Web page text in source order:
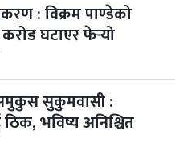
२ महिना बाँकी
२ महिना बाँकी
: विक्रम पाण्डेको
घटाएर फेर्‍यो
सुकुमवासी :
भविष्य अनिश्चित